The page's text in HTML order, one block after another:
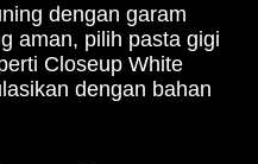
dengan garam
aman, pilih pasta gigi
Closeup White
dengan bahan